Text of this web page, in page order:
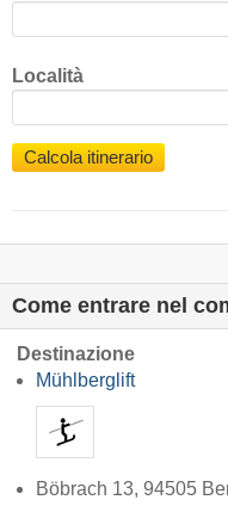
Località
Calcola itinerario
Come entrare nel
Destinazione
Mühlberglift
Böbrach 13, 94505